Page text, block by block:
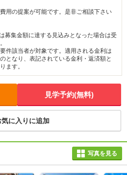
用の提案が可能です。是非ご相談下さい
募集金額に達する見込みとなった場合は受
件該当者が対象です。適用される金利は
となり、表記されている金利・返済額と
ます。
見学予約(無料)
気に入りに追加
写真を見る